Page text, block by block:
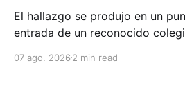
El hallazgo se produjo en un
entrada de un reconocido
07 ago. 2026 2 min read